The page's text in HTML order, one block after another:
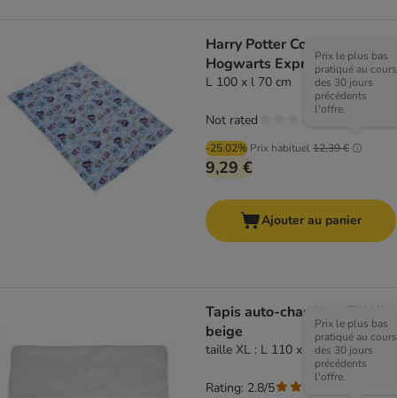
Harry Potter Couverture
Hogwarts Express
L 100 x l 70 cm
-25.02% Prix habituel12,39 €
Prix le plus bas
pratiqué au cours
des 30 jours
précédents
l'offre.
9,29 €
Not rated
Ajouter au panier
Tapis auto-chauffant TIAKI,
beige
taille XL : L 110 x l 70 cm
Prix le plus bas
pratiqué au cours
des 30 jours
précédents
l'offre.
Rating: 2.8/5